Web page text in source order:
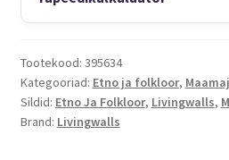
Tootekood: 395634
Kategooriad: Etno ja folkloor,
Sildid: Etno Ja Folkloor, Livingwalls,
Brand: Livingwalls